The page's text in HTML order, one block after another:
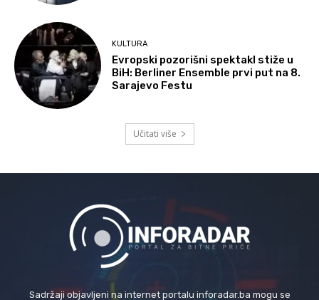
KULTURA
Evropski pozorišni spektakl stiže u
BiH: Berliner Ensemble prvi put na 8.
Sarajevo Festu
Učitati više
Sadržaji objavljeni na internet portalu inforadar.ba mogu se